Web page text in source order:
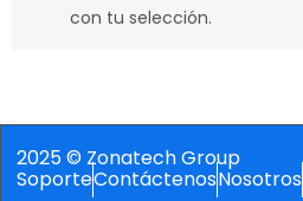
con tu selección.
2025 © Zonatech Group
SoporteContáctenosNosotros